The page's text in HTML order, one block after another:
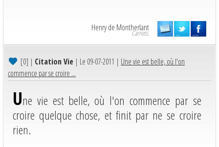
Henry de Montherlant
Carnets.
[0] | Citation Vie | Le 09-07-2011 | Une vie est belle, où l'on
commence par se croire ...
Une vie est belle, où l'on commence par se
croire quelque chose, et finit par ne se croire
rien.